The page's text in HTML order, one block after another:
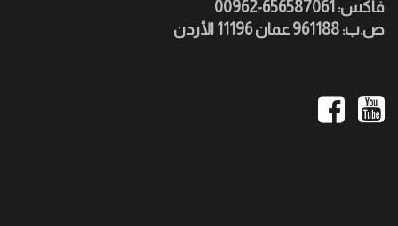
فاكس: 656587061-00962
ص.ب: 961188 عمان 11196 الأردن